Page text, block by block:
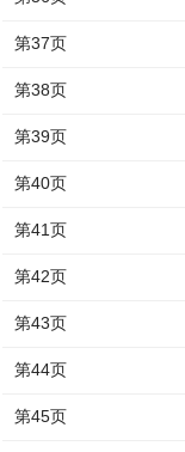
第37页
第38页
第39页
第40页
第41页
第42页
第43页
第44页
第45页